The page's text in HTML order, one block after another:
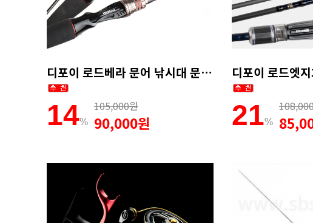
디포이 로드베라 문어 낚시대 문어전용대 선상문어대 문어대 갑오징어대 165MH
14%
105,000원
90,000원 21%